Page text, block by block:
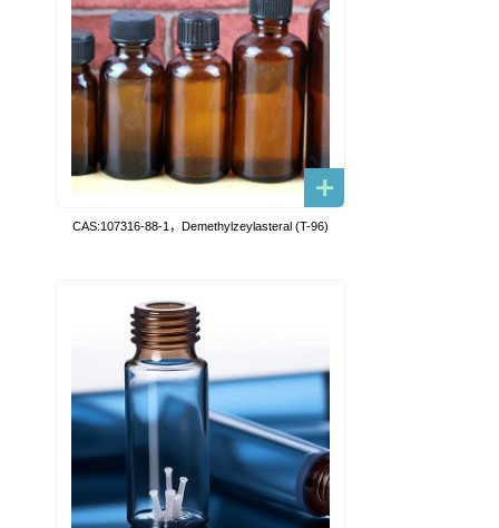
CAS:107316-88-1，Demethylzeylasteral (T-96)